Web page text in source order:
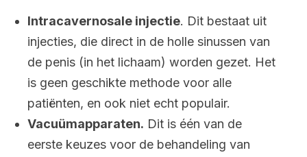
Intracavernosale injectie. Dit bestaat uit
injecties, die direct in de holle sinussen van
de penis (in het lichaam) worden gezet. Het
is geen geschikte methode voor alle
patiënten, en ook niet echt populair.
Vacuümapparaten. Dit is één van de
eerste keuzes voor de behandeling van